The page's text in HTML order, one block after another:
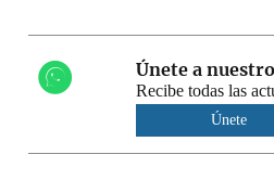
Únete a
Recibe todas las
Únete